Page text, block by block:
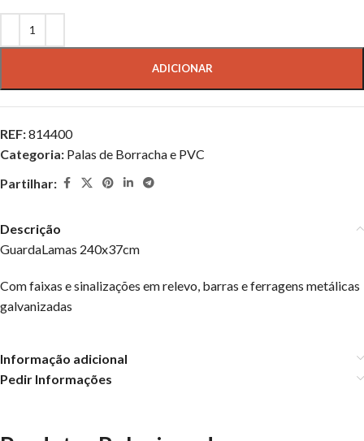
ADICIONAR
REF:814400
Categoria: Palas de Borracha e PVC
Partilhar:
Descrição
GuardaLamas 240x37cm
Com faixas e sinalizações em relevo, barras e ferragens metálicas
galvanizadas
Informação adicional
Pedir Informações